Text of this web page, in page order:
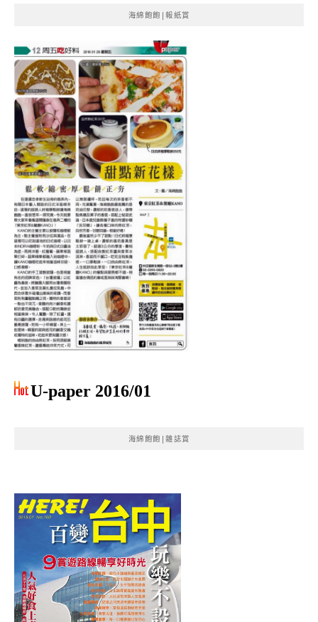
海綿飽飽|報紙賞
U-paper 2016/01
海綿飽飽|雜誌賞